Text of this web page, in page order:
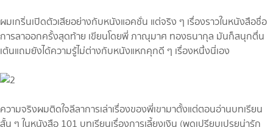
ผมเกริ่นเปิดตัวเสียอย่างกับหนังแอคชั่น แต่จริง ๆ เรื่องราวในหนังสือชื่อ
การลาออกครั้งสุดท้าย เขียนโดยพี่ ภาณุมาศ ทองธนากุล มันก็สนุกตื่น
เต้นแถมยังได้ความรู้ไม่ต่างกับหนังแหกคุกดี ๆ เรื่องหนึ่งนี่เอง
ความจริงผมติดใจลีลาการเล่าเรื่องของพี่เขามาตั้งแต่ตอนอ่านบทเรียน
สั้น ๆ ในหนังสือ 101 บทเรียนเรื่องการเลี้ยงเงิน (พูดเปรียบเปรยน่ารัก